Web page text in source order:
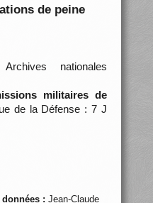
de peine
nationales
militaires de
de la Défense : 7 J
: Jean-Claude